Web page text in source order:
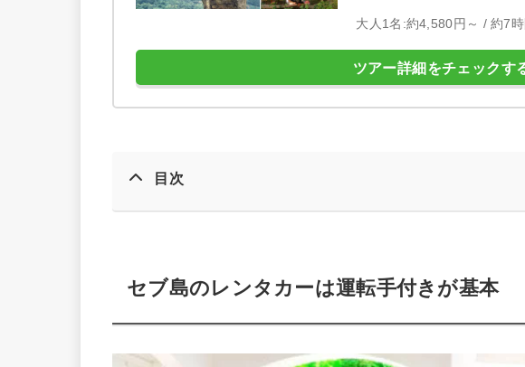
大人1名:約4,580円～ /約7時
ツアー詳細をチェックす
目次
セブ島のレンタカーは運転手付きが基本